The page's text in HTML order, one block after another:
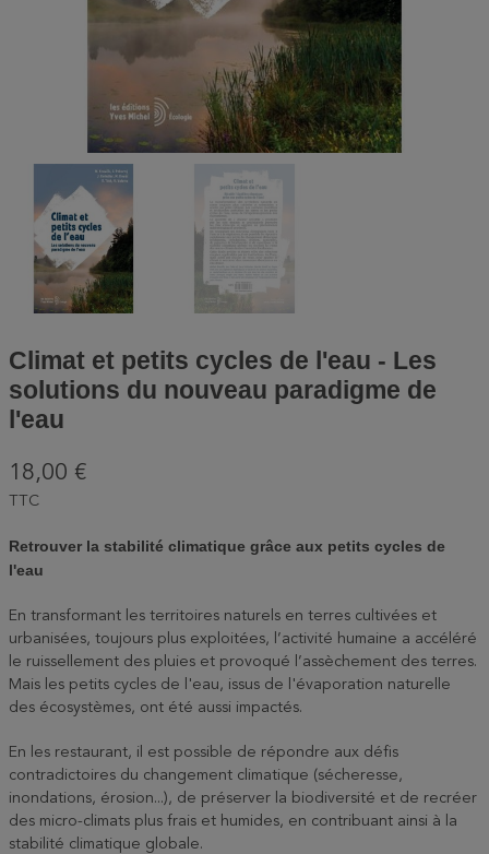
Climat et petits cycles de l'eau - Les
solutions du nouveau paradigme de
l'eau
18,00 €
TTC
Retrouver la stabilité climatique grâce aux petits cycles de
l'eau
En transformant les territoires naturels en terres cultivées et
urbanisées, toujours plus exploitées, l’activité humaine a accéléré
le ruissellement des pluies et provoqué l’assèchement des terres.
Mais les petits cycles de l'eau, issus de l'évaporation naturelle
des écosystèmes, ont été aussi impactés.
En les restaurant, il est possible de répondre aux défis
contradictoires du changement climatique (sécheresse,
inondations, érosion...), de préserver la biodiversité et de recréer
des micro-climats plus frais et humides, en contribuant ainsi à la
stabilité climatique globale.